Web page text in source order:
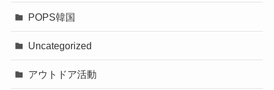
POPS韓国
Uncategorized
アウトドア活動